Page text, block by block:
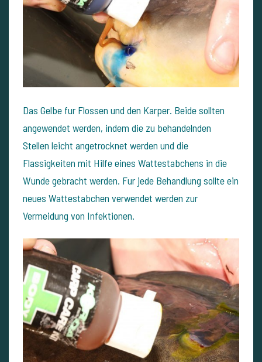
Das Gelbe fur Flossen und den Karper. Beide sollten
angewendet werden, indem die zu behandelnden
Stellen leicht angetrocknet werden und die
Flassigkeiten mit Hilfe eines Wattestabchens in die
Wunde gebracht werden. Fur jede Behandlung sollte ein
neues Wattestabchen verwendet werden zur
Vermeidung von Infektionen.